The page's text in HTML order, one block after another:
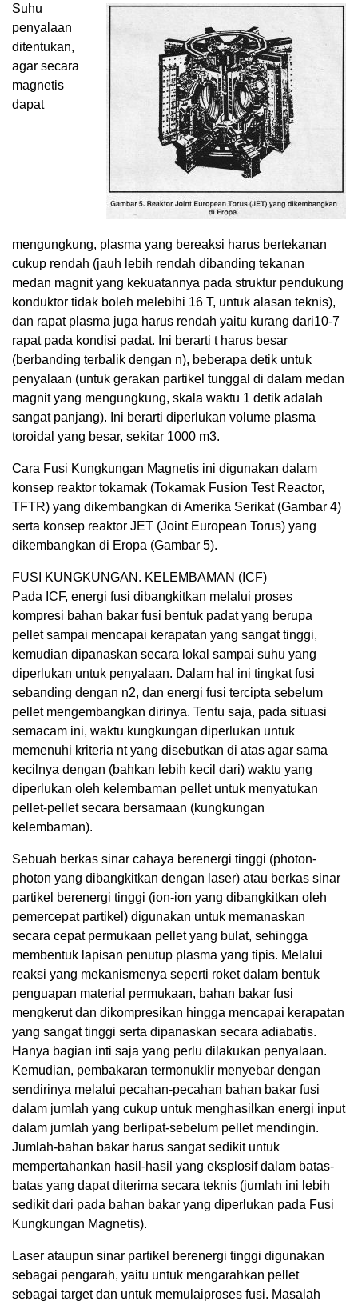
Suhu
penyalaan
ditentukan,
agar secara
magnetis
dapat
mengungkung, plasma yang bereaksi harus bertekanan
cukup rendah (jauh lebih rendah dibanding tekanan
medan magnit yang kekuatannya pada struktur pendukung
konduktor tidak boleh melebihi 16 T, untuk alasan teknis),
dan rapat plasma juga harus rendah yaitu kurang dari10-7
rapat pada kondisi padat. Ini berarti t harus besar
(berbanding terbalik dengan n), beberapa detik untuk
penyalaan (untuk gerakan partikel tunggal di dalam medan
magnit yang mengungkung, skala waktu 1 detik adalah
sangat panjang). Ini berarti diperlukan volume plasma
toroidal yang besar, sekitar 1000 m3.
Cara Fusi Kungkungan Magnetis ini digunakan dalam
konsep reaktor tokamak (Tokamak Fusion Test Reactor,
TFTR) yang dikembangkan di Amerika Serikat (Gambar 4)
serta konsep reaktor JET (Joint European Torus) yang
dikembangkan di Eropa (Gambar 5).
FUSI KUNGKUNGAN. KELEMBAMAN (ICF)
Pada ICF, energi fusi dibangkitkan melalui proses
kompresi bahan bakar fusi bentuk padat yang berupa
pellet sampai mencapai kerapatan yang sangat tinggi,
kemudian dipanaskan secara lokal sampai suhu yang
diperlukan untuk penyalaan. Dalam hal ini tingkat fusi
sebanding dengan n2, dan energi fusi tercipta sebelum
pellet mengembangkan dirinya. Tentu saja, pada situasi
semacam ini, waktu kungkungan diperlukan untuk
memenuhi kriteria nt yang disebutkan di atas agar sama
kecilnya dengan (bahkan lebih kecil dari) waktu yang
diperlukan oleh kelembaman pellet untuk menyatukan
pellet-pellet secara bersamaan (kungkungan
kelembaman).
Sebuah berkas sinar cahaya berenergi tinggi (photon-
photon yang dibangkitkan dengan laser) atau berkas sinar
partikel berenergi tinggi (ion-ion yang dibangkitkan oleh
pemercepat partikel) digunakan untuk memanaskan
secara cepat permukaan pellet yang bulat, sehingga
membentuk lapisan penutup plasma yang tipis. Melalui
reaksi yang mekanismenya seperti roket dalam bentuk
penguapan material permukaan, bahan bakar fusi
mengkerut dan dikompresikan hingga mencapai kerapatan
yang sangat tinggi serta dipanaskan secara adiabatis.
Hanya bagian inti saja yang perlu dilakukan penyalaan.
Kemudian, pembakaran termonuklir menyebar dengan
sendirinya melalui pecahan-pecahan bahan bakar fusi
dalam jumlah yang cukup untuk menghasilkan energi input
dalam jumlah yang berlipat-sebelum pellet mendingin.
Jumlah-bahan bakar harus sangat sedikit untuk
mempertahankan hasil-hasil yang eksplosif dalam batas-
batas yang dapat diterima secara teknis (jumlah ini lebih
sedikit dari pada bahan bakar yang diperlukan pada Fusi
Kungkungan Magnetis).
Laser ataupun sinar partikel berenergi tinggi digunakan
sebagai pengarah, yaitu untuk mengarahkan pellet
sebagai target dan untuk memulaiproses fusi. Masalah